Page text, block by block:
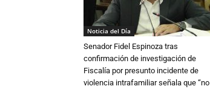
Noticia del Día
Senador Fidel Espinoza tras
confirmación de investigación de
Fiscalía por presunto incidente de
violencia intrafamiliar señala que “no